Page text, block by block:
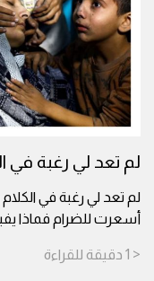
لم تعد لي رغبة في
لم تعد لي رغبة في
أسعرت للضرام فماذا
< 1 دقيقة للقراءة